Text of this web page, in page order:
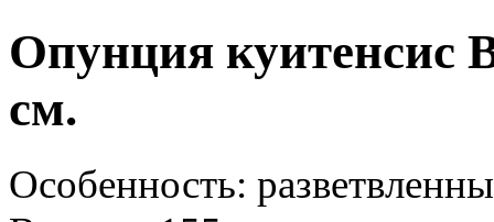
Опунция куитенсис
см.
Особенность: